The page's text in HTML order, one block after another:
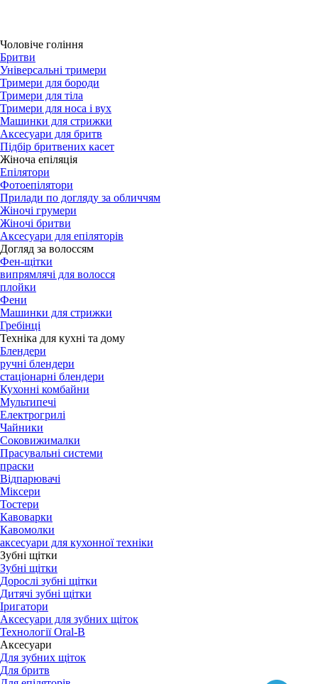
Чоловіче гоління
Бритви
Універсальні тримери
Тримери для бороди
Тримери для тіла
Тримери для носа і вух
Машинки для стрижки
Аксесуари для бритв
Підбір бритвених касет
Жіноча епіляція
Епілятори
Фотоепілятори
Прилади по догляду за обличчям
Жіночі грумери
Жіночі бритви
Аксесуари для епіляторів
Догляд за волоссям
Фен-щітки
випрямлячі для волосся
плойки
Фени
Машинки для стрижки
Гребінці
Техніка для кухні та дому
Блендери
ручні блендери
стаціонарні блендери
Кухонні комбайни
Мультипечі
Електрогрилі
Чайники
Соковижималки
Прасувальні системи
праски
Відпарювачі
Міксери
Тостери
Кавоварки
Кавомолки
аксесуари для кухонної техніки
Зубні щітки
Зубні щітки
Дорослі зубні щітки
Дитячі зубні щітки
Іригатори
Аксесуари для зубних щіток
Технології Oral-B
Aксесуари
Для зубних щіток
Для бритв